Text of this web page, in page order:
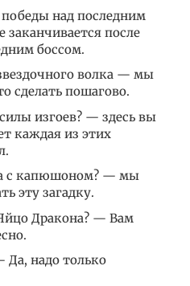
победы над последним
заканчивается после
боссом.
волка — мы
сделать пошагово.
изгоев? — здесь вы
каждая из этих
с капюшоном? — мы
эту загадку.
Дракона? — Вам
Да, надо только